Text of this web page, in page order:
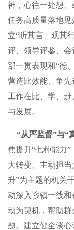
神，心往一处想
任务高质量落地
立“听其言、观其
评、领导评鉴、
部一贯表现和“德
营造比效能、争
工作在比、学、
与发展。
“从严监督”与“
焦提升“七种能力
大转变、主动担
升”为主题的机关
动深入乡镇一线
动为契机，帮助
题。建立健全谈